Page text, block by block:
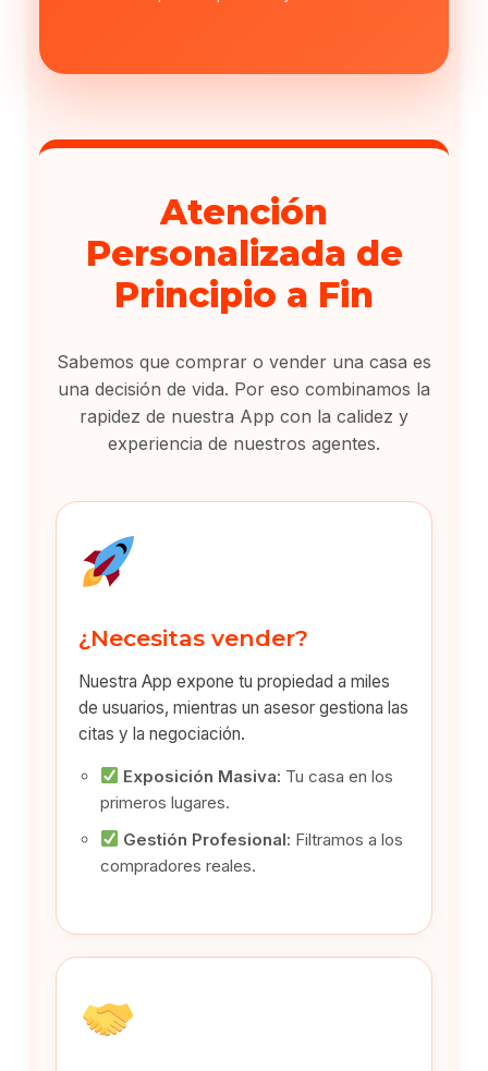
Atención
Personalizada de
Principio a Fin
Sabemos que comprar o vender una casa es
una decisión de vida. Por eso combinamos la
rapidez de nuestra App con la calidez y
experiencia de nuestros agentes.
¿Necesitas vender?
Nuestra App expone tu propiedad a miles
de usuarios, mientras un asesor gestiona las
citas y la negociación.
Exposición Masiva: Tu casa en los
primeros lugares.
Gestión Profesional: Filtramos a los
compradores reales.